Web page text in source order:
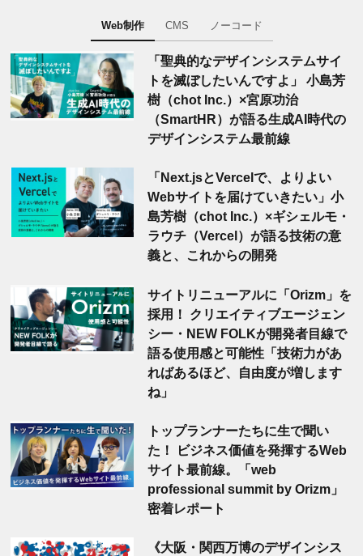
Web制作 CMS ノーコード
「聖典的なデザインシステムサイ
トを滅ぼしたいんですよ」 小島芳
樹（chot Inc.）×宮原功治
（SmartHR）が語る生成AI時代の
デザインシステム最前線
「Next.jsとVercelで、よりよい
Webサイトを届けていきたい」小
島芳樹（chot Inc.）×ギシェルモ・
ラウチ（Vercel）が語る技術の意
義と、これからの開発
サイトリニューアルに「Orizm」を
採用！ クリエイティブエージェン
シー・NEW FOLKが開発者目線で
語る使用感と可能性「技術力があ
ればあるほど、自由度が増します
ね」
トップランナーたちに生で聞い
た！ ビジネス価値を発揮するWeb
サイト最前線。「web
professional summit by Orizm」
密着レポート
《大阪・関西万博のデザインシス